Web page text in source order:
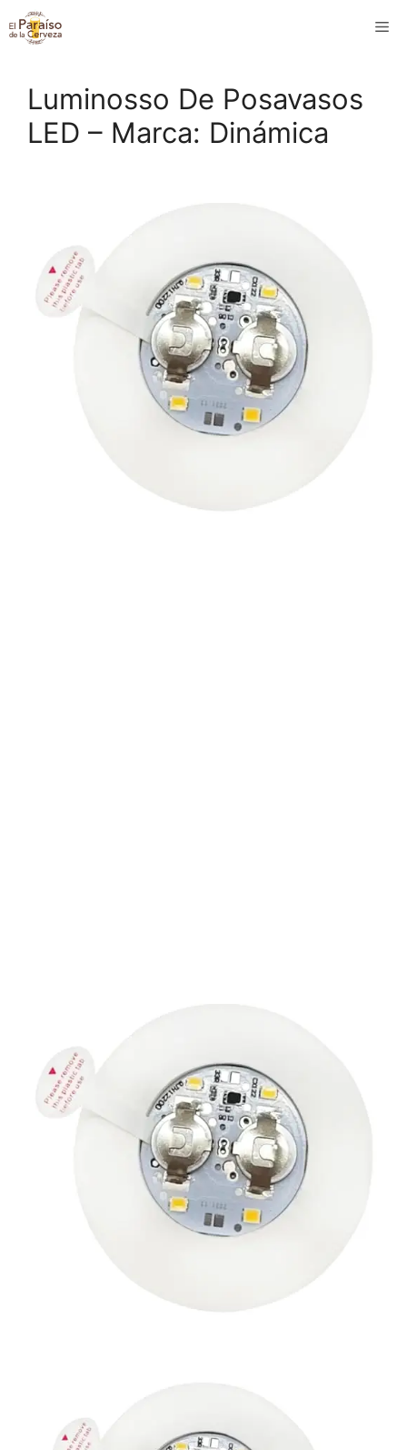
Saltar
al
Luminosso De Posavasos
LED – Marca: Dinámica